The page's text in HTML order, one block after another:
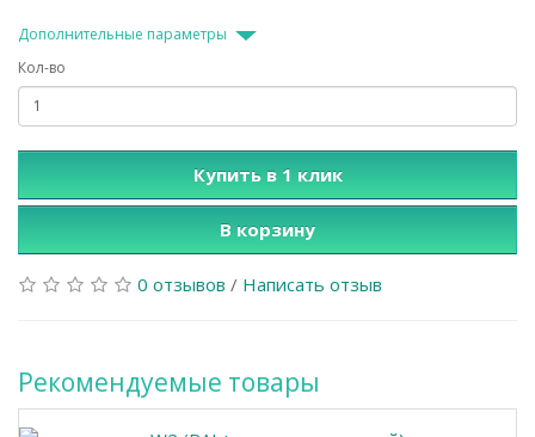
Дополнительные параметры
Кол-во
Купить в 1 клик
В корзину
0 отзывов / Написать отзыв
Рекомендуемые товары